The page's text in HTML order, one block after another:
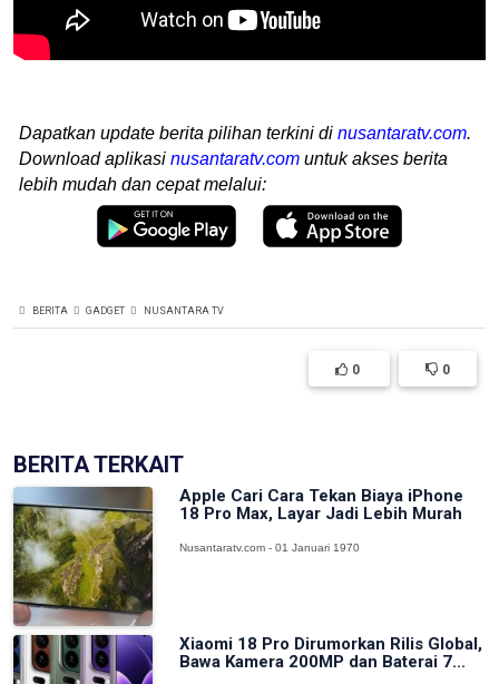
Dapatkan update berita pilihan terkini di nusantaratv.com.
Download aplikasi nusantaratv.com untuk akses berita
lebih mudah dan cepat melalui:
BERITA GADGET NUSANTARA TV
0 0
BERITA TERKAIT
Apple Cari Cara Tekan Biaya iPhone
18 Pro Max, Layar Jadi Lebih Murah
Nusantaratv.com - 01 Januari 1970
Xiaomi 18 Pro Dirumorkan Rilis Global,
Bawa Kamera 200MP dan Baterai 7...